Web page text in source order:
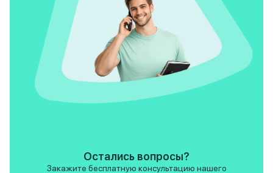
комлектации на 19-х дисках, ну
просто красотка. По движку и
коробке у меня не возникало
вопросов, потому что все
проверенное временем, тот же
робот стоит на многих
машинах, движок конечно
хотелось бы помощнее, тут 150
сил, но это понятно логически
расписать о большом
количестве разных функций,
поездок за
коляской - в самый
дороге машина
предсказуемо.
за глаза для
по городу и
бодро, без
работает плавно,
Остались вопросы?
Закажите бесплатную консультацию нашего